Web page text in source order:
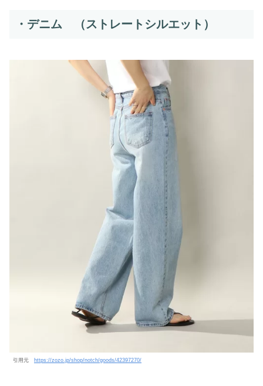
・デニム （ストレートシルエット）
引用元 https://zozo.jp/shop/notch/goods/42397270/